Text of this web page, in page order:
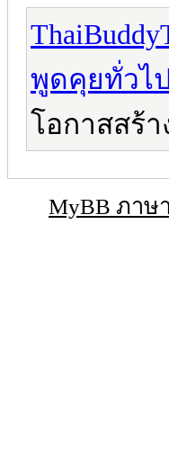
พูดคุยทั่วไป
โอกาสสร้
MyBB ภาษ